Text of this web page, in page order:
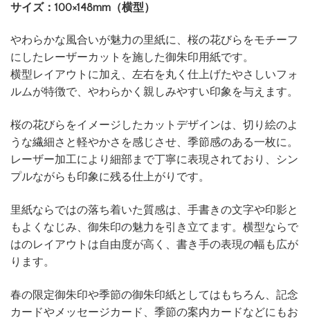
サイズ：100×148mm（横型）
やわらかな風合いが魅力の里紙に、桜の花びらをモチーフ
にしたレーザーカットを施した御朱印用紙です。
横型レイアウトに加え、左右を丸く仕上げたやさしいフォ
ルムが特徴で、やわらかく親しみやすい印象を与えます。
桜の花びらをイメージしたカットデザインは、切り絵のよ
うな繊細さと軽やかさを感じさせ、季節感のある一枚に。
レーザー加工により細部まで丁寧に表現されており、シン
プルながらも印象に残る仕上がりです。
里紙ならではの落ち着いた質感は、手書きの文字や印影と
もよくなじみ、御朱印の魅力を引き立てます。横型ならで
はのレイアウトは自由度が高く、書き手の表現の幅も広が
ります。
春の限定御朱印や季節の御朱印紙としてはもちろん、記念
カードやメッセージカード、季節の案内カードなどにもお